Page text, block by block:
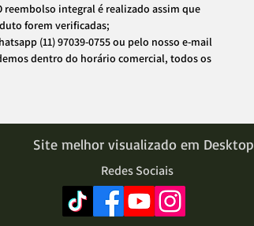
integral é realizado assim que
forem verificadas;
(11) 97039-0755 ou pelo nosso e-mail
dentro do horário comercial, todos os
Site melhor visualizado em Desktop
Redes Sociais